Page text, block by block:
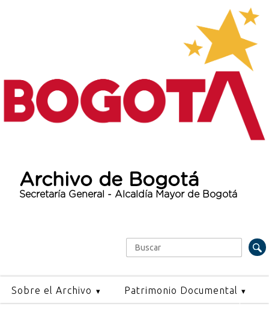
Archivo de Bogotá
Secretaría General - Alcaldía Mayor de Bogotá
Formulario de búsqueda
Buscar
Sobre el Archivo Patrimonio Documental